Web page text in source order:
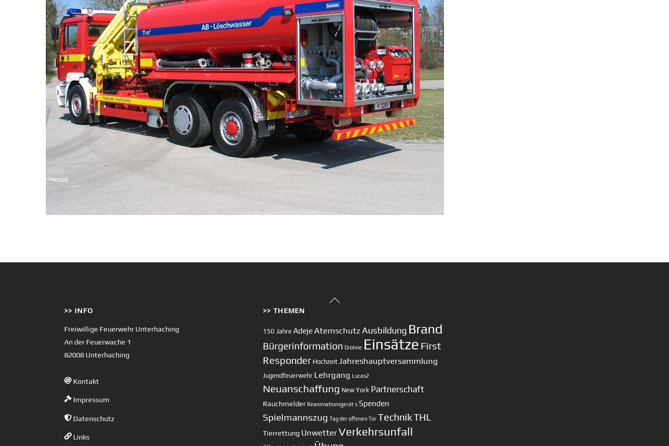
Back
>> INFO
Freiwillige Feuerwehr Unterhaching
An der Feuerwache 1
82008 Unterhaching
Kontakt
Impressum
Datenschutz
Links
>> THEMEN
150 Jahre AdejeAtemschutz Ausbildung Brand
Bürgerinformation Drohne Einsätze First
Responder Hochzeit Jahreshauptversammlung
Jugendfeuerwehr Lehrgang Lucas2
Neuanschaffung New York Partnerschaft
Rauchmelder Reanimationsgerät s Spenden
Spielmannszug Tag der offenen Tür TechnikTHL
Tierrettung UnwetterVerkehrsunfall